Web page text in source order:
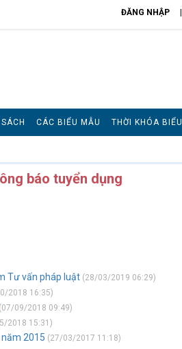
ĐĂNG NHẬP
CÁC BIỂU MẪU THỜI KHÓA BIỂU
báo tuyển dụng
Tư vấn pháp luật (28/03/2019 06:29)
2018 16:35)
(07/09/2018 09:49)
2018 15:31)
2015 (27/03/2017 11:18)